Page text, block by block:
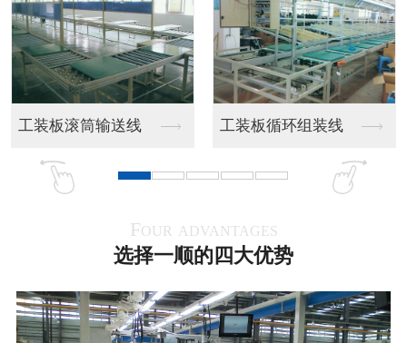
PU带食品流水线 全烤漆皮带流水线
Four advantages
选择一顺的四大优势